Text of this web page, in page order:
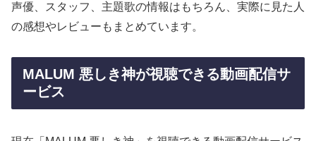
声優、スタッフ、主題歌の情報はもちろん、実際に見た人
の感想やレビューもまとめています。
MALUM 悪しき神が視聴できる動画配信サ
ービス